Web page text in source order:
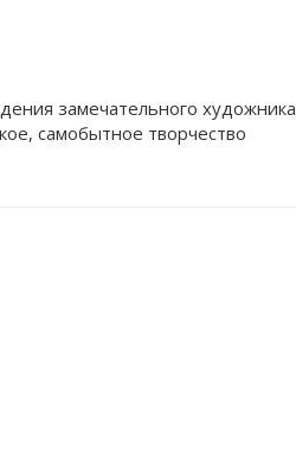
замечательного художника
самобытное творчество